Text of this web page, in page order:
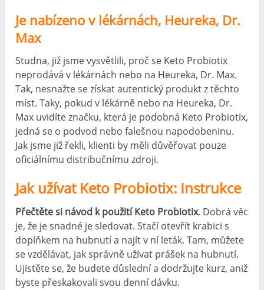
Je nabízeno v lékárnách, Heureka, Dr.
Max
Studna, již jsme vysvětlili, proč se Keto Probiotix
neprodává v lékárnách nebo na Heureka, Dr. Max.
Tak, nesnažte se získat autentický produkt z těchto
míst. Taky, pokud v lékárně nebo na Heureka, Dr.
Max uvidíte značku, která je podobná Keto Probiotix,
jedná se o podvod nebo falešnou napodobeninu.
Jak jsme již řekli, klienti by měli důvěřovat pouze
oficiálnímu distribučnímu zdroji.
Jak užívat Keto Probiotix: Instrukce
Přečtěte si návod k použití Keto Probiotix. Dobrá věc
je, že je snadné je sledovat. Stačí otevřít krabici s
doplňkem na hubnutí a najít v ní leták. Tam, můžete
se vzdělávat, jak správně užívat prášek na hubnutí.
Ujistěte se, že budete důslední a dodržujte kurz, aniž
byste přeskakovali svou denní dávku.